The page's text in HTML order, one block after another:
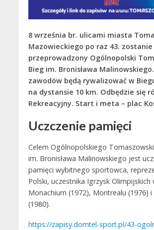
8 września br. ulicami miasta
Mazowieckiego po raz 43. zostanie
przeprowadzony Ogólnopolski
Bieg im. Bronisława
zawodów będą rywalizować w
na dystansie 10 km. Odbędzie się
Rekreacyjny. Start i meta – plac
Uczczenie pamięci
Celem Ogólnopolskiego
im. Bronisława Malinowskiego jest
pamięci wybitnego sportowca,
Polski, uczestnika Igrzysk Olimpijskich
Monachium (1972), Montrealu (1976)
(1980).
https://zapisy.domtel-sport.pl/43-